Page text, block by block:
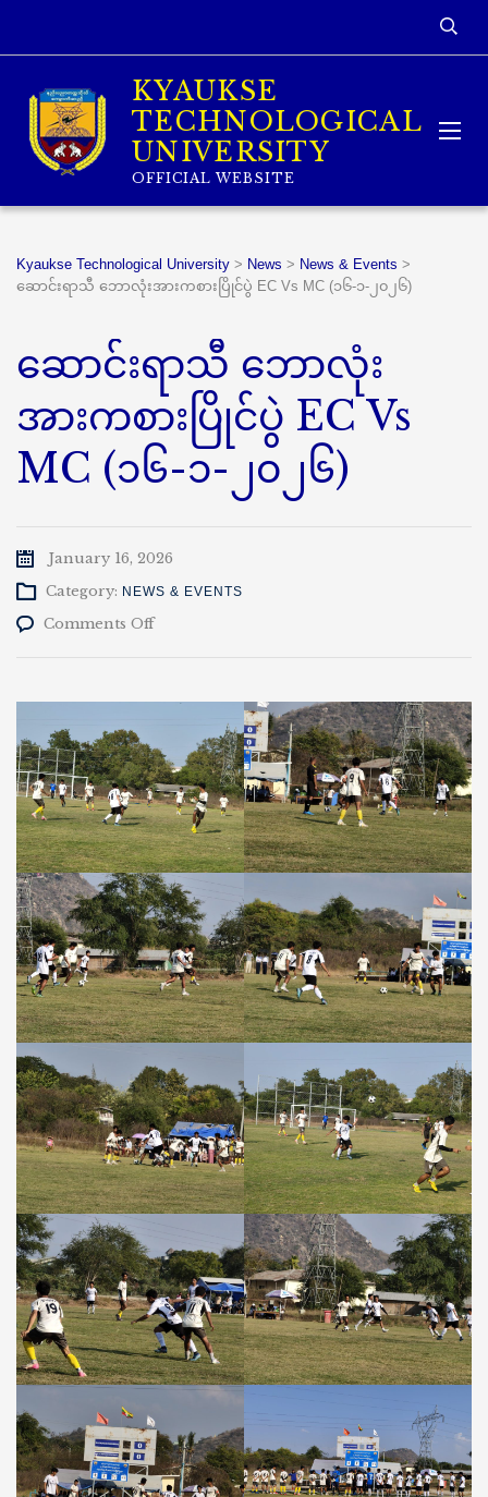
KYAUKSE
TECHNOLOGICAL
UNIVERSITY
OFFICIAL WEBSITE
Kyaukse Technological University > News > News & Events >
ဆောင်းရာသီ ဘောလုံးအားကစားပြိုင်ပွဲ EC Vs MC (၁၆-၁-၂၀၂၆)
ဆောင်းရာသီ ဘောလုံး
အားကစားပြိုင်ပွဲ EC Vs
MC (၁၆-၁-၂၀၂၆)
January 16, 2026
Category: NEWS & EVENTS
Comments Offon
ပြိုင်ပွဲ
Vs
MC
(၁၆-၁-၂၀၂၆)